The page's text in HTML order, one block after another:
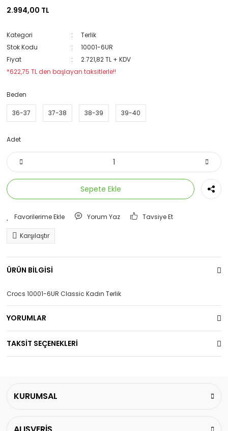
2.994,00 TL
Kategori
Terlik
Stok Kodu
10001-6UR
Fiyat
2.721,82 TL + KDV
*622,75 TL den başlayan taksitlerle!!
Beden
36-37 37-38 38-39 39-40
Adet
Sepete Ekle
Yorum Yaz Tavsiye Et
Karşılaştır
ÜRÜN BİLGİSİ
Crocs 10001-6UR Classic Kadın Terlik
YORUMLAR
TAKSİT SEÇENEKLERİ
KURUMSAL